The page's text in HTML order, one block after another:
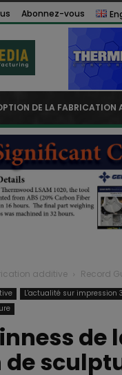
Abonnez-vous
DE LA FABRICATION
additive Record
L'actualité sur impression
de